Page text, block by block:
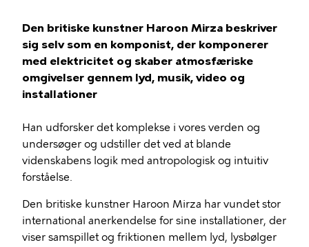
Den britiske kunstner Haroon Mirza beskriver
sig selv som en komponist, der komponerer
med elektricitet og skaber atmosfæriske
omgivelser gennem lyd, musik, video og
installationer
Han udforsker det komplekse i vores verden og
undersøger og udstiller det ved at blande
videnskabens logik med antropologisk og intuitiv
forståelse.
Den britiske kunstner Haroon Mirza har vundet stor
international anerkendelse for sine installationer, der
viser samspillet og friktionen mellem lyd, lysbølger